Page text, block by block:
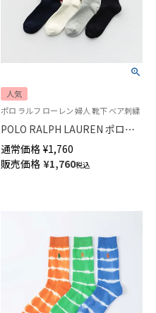
人気
ポロ ラルフ ローレン 婦人 靴下 べア刺繍
POLO RALPH LAUREN ポロベ
ア刺繍 ショート リブソックス
オーガニックコットン混 レディ
ース 03207311
通常価格 ¥1,760
販売価格 ¥1,760税込